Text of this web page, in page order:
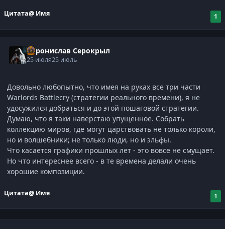
Цитата@ Имя 1
Воронислав Серокрыл
25 июля25 июль
Довольно любопытно, что имея на руках все три части
Warlords Battlecry (стратегии реального времени), я не
удосужился добраться и до этой пошаговой стратегии.
Думаю, что я таки наверстаю упущенное. Собрать
коллекцию миров, где могут царствовать не только короли,
но и волшебники; не только люди, но и эльфы.
Что касается графики прошлых лет - это вовсе не смущает.
Но что интереснее всего - в те времена делали очень
хорошие композиции.
Цитата@ Имя 1